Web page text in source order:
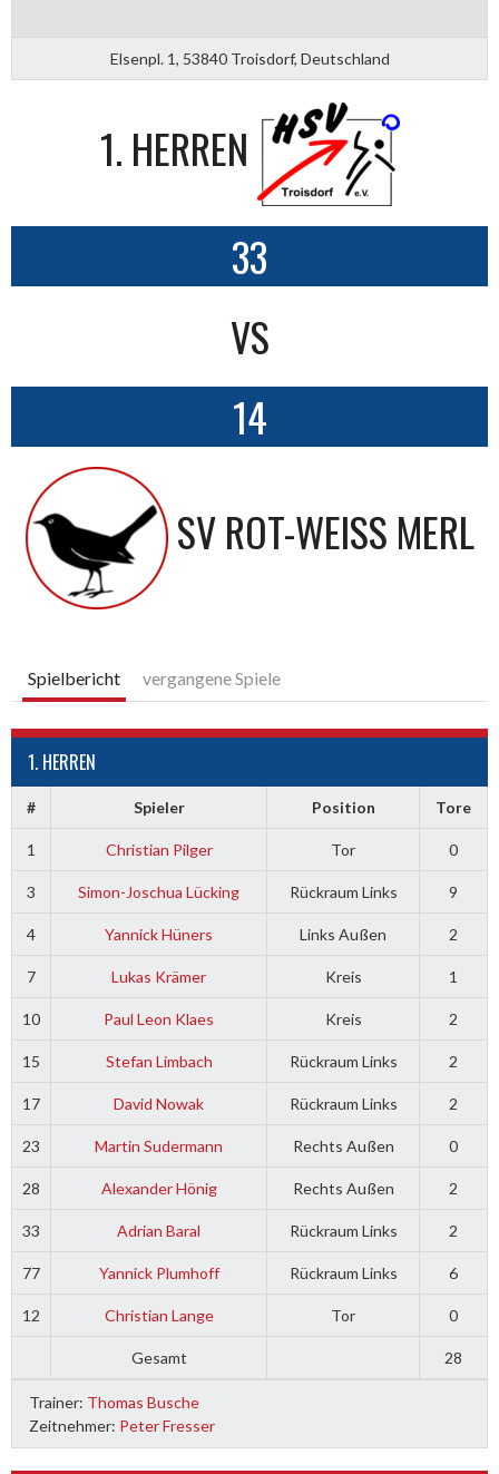
Elsenpl. 1, 53840 Troisdorf, Deutschland
1. HERREN
33
VS
14
SV ROT-WEISS MERL
Spielbericht vergangene Spiele
1. HERREN
# Spieler Position Tore
1 Christian Pilger Tor 0
3 Simon-Joschua Lücking Rückraum Links 9
4 Yannick Hüners Links Außen 2
7 Lukas Krämer Kreis 1
10 Paul Leon Klaes Kreis 2
15 Stefan Limbach Rückraum Links 2
17 David Nowak Rückraum Links 2
23 Martin Sudermann Rechts Außen 0
28 Alexander Hönig Rechts Außen 2
33 Adrian Baral Rückraum Links 2
77 Yannick Plumhoff Rückraum Links 6
12 Christian Lange Tor 0
Gesamt 28
Trainer: Thomas Busche
Zeitnehmer: Peter Fresser